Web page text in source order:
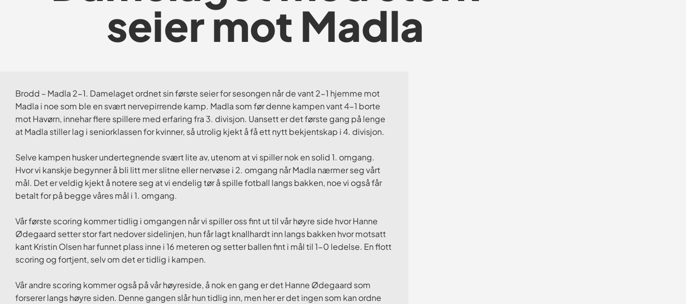
seier mot Madla
Brodd – Madla 2-1. Damelaget ordnet sin første seier for sesongen når de vant 2-1 hjemme mot
Madla i noe som ble en svært nervepirrende kamp. Madla som før denne kampen vant 4-1 borte
mot Havørn, innehar flere spillere med erfaring fra 3. divisjon. Uansett er det første gang på lenge
at Madla stiller lag i seniorklassen for kvinner, så utrolig kjekt å få ett nytt bekjentskap i 4. divisjon.
Selve kampen husker undertegnende svært lite av, utenom at vi spiller nok en solid 1. omgang.
Hvor vi kanskje begynner å bli litt mer slitne eller nervøse i 2. omgang når Madla nærmer seg vårt
mål. Det er veldig kjekt å notere seg at vi endelig tør å spille fotball langs bakken, noe vi også får
betalt for på begge våres mål i 1. omgang.
Vår første scoring kommer tidlig i omgangen når vi spiller oss fint ut til vår høyre side hvor Hanne
Ødegaard setter stor fart nedover sidelinjen, hun får lagt knallhardt inn langs bakken hvor motsatt
kant Kristin Olsen har funnet plass inne i 16 meteren og setter ballen fint i mål til 1-0 ledelse. En flott
scoring og fortjent, selv om det er tidlig i kampen.
Vår andre scoring kommer også på vår høyreside, å nok en gang er det Hanne Ødegaard som
forserer langs høyre siden. Denne gangen slår hun tidlig inn, men her er det ingen som kan ordne